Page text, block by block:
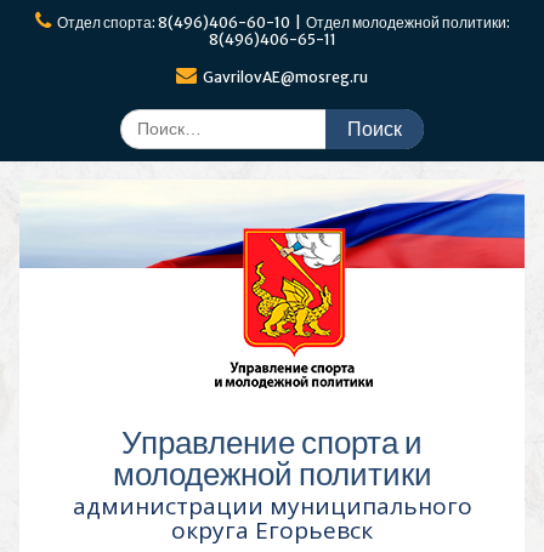
ПерейтиОтдел спорта: 8(496)406-60-10 | Отдел молодежной политики:
8(496)406-65-11
GavrilovAE@mosreg.ru
Поиск
по:
Управление спорта и
молодежной политики
администрации муниципального
округа Егорьевск